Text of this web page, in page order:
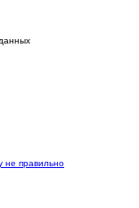
не правильно